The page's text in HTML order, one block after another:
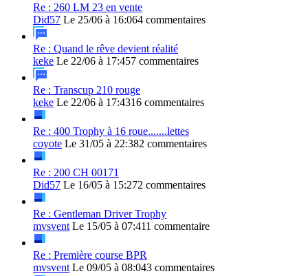
Re : 260 LM 23 en vente
Did57 Le 25/06 à 16:064 commentaires
Re : Quand le rêve devient réalité
keke Le 22/06 à 17:457 commentaires
Re : Transcup 210 rouge
keke Le 22/06 à 17:4316 commentaires
Re : 400 Trophy à 16 roue.......lettes
coyote Le 31/05 à 22:382 commentaires
Re : 200 CH 00171
Did57 Le 16/05 à 15:272 commentaires
Re : Gentleman Driver Trophy
mvsvent Le 15/05 à 07:411 commentaire
Re : Première course BPR
mvsvent Le 09/05 à 08:043 commentaires